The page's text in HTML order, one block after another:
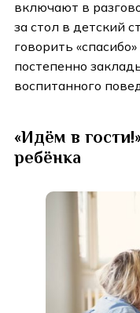
включают в
за стол в детский
говорить
постепенно
воспитанного
«Идём в
ребёнка